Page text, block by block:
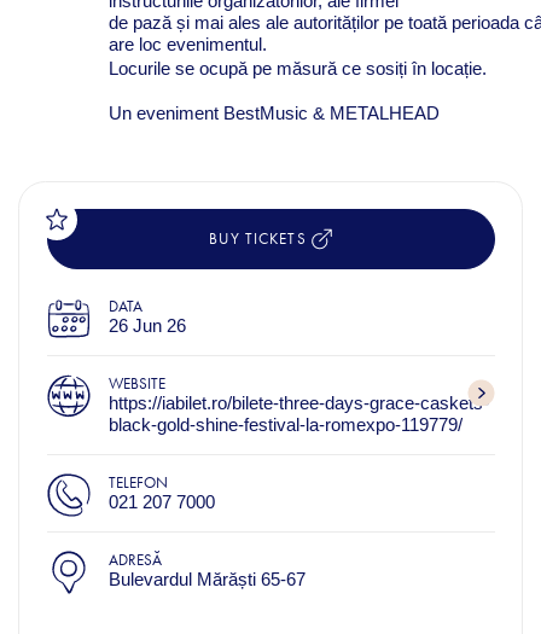
de pază șimai ales ale autoritățilorpe toată perioada
are loc evenimentul.
Locurile se ocupăpe măsurăce sosiți în locație.
Un eveniment BestMusic & METALHEAD
BUY TICKETS
DATA
26 Jun 26
WEBSITE
https://iabilet.ro/bilete-three-days-grace-caskets-
black-gold-shine-festival-la-romexpo-119779/
TELEFON
021 207 7000
ADRESĂ
Bulevardul Mărăști 65-67